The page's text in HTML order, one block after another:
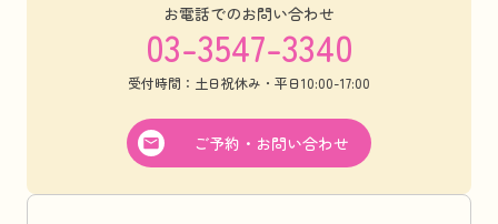
お電話でのお問い合わせ
03-3547-3340
受付時間：土日祝休み・平日10:00-17:00
ご予約・お問い合わせ